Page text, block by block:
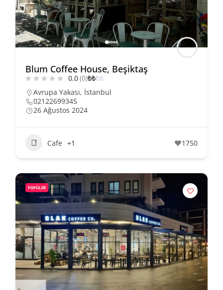
Blum Coffee House, Beşiktaş
0.0(0)₺₺₺₺
Avrupa Yakası, İstanbul
02122699345
26 Ağustos 2024
Cafe +1 1750
POPÜLER